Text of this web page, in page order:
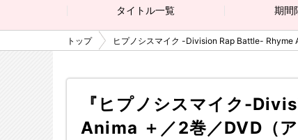
タイトル一覧 期間
トップ ヒプノシスマイク -Division Rap Battle- Rhyme
『ヒプノシスマイク-
Anima ＋／2巻／DVD（